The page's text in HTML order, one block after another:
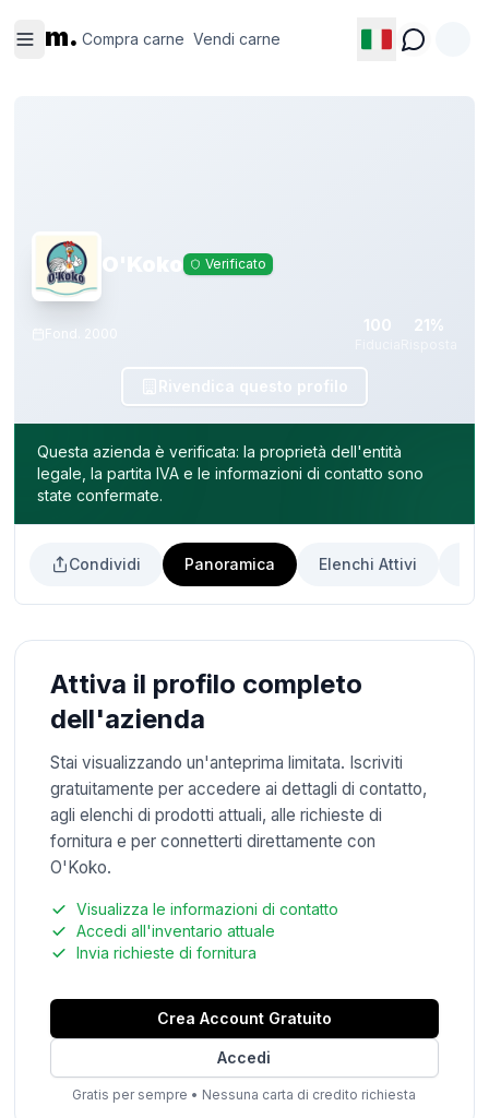
m. Compra carne Vendi carne
carne
carne
O'Koko Verificato
Fond. 2000 100 21%
Rivendica questo profilo
Questa azienda è verificata: la proprietà dell'entità
legale, la partita IVA e le informazioni di contatto sono
state confermate.
Condividi Panoramica Elenchi Attivi
Attiva il profilo completo
dell'azienda
Stai visualizzando un'anteprima limitata. Iscriviti
gratuitamente per accedere ai dettagli di contatto,
agli elenchi di prodotti attuali, alle richieste di
fornitura e per connetterti direttamente con
O'Koko.
Visualizza le informazioni di contatto
Accedi all'inventario attuale
Invia richieste di fornitura
Crea Account Gratuito
Accedi
Gratis per sempre • Nessuna carta di credito richiesta